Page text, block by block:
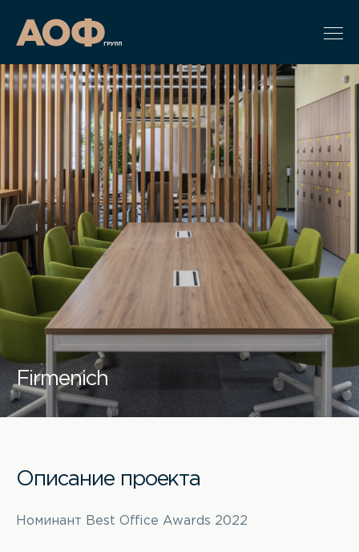
Firmenich
Описание проекта
Номинант Best Office Awards 2022